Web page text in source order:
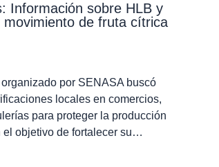
Información sobre HLB y
movimiento de fruta cítrica
por SENASA buscó
locales en comercios,
para proteger la producción
el objetivo de fortalecer su…